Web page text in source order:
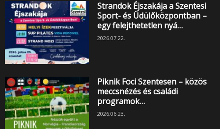
Strandok Éjszakája a Szentesi
Sport- és Üdülőközpontban –
egy felejthetetlen nyá…
2026.07.22.
Piknik Foci Szentesen – közös
meccsnézés és családi
programok…
2026.06.23.